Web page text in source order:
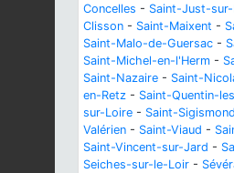
Concelles - Saint-Just-
Clisson - Saint-Maixent -
Saint-Malo-de-Guersac -
Saint-Michel-en-l'Herm -
Saint-Nazaire - Saint-
en-Retz - Saint-Quentin-
sur-Loire - Saint-Sigismond
Valérien - Saint-Viaud -
Saint-Vincent-sur-Jard -
Seiches-sur-le-Loir -